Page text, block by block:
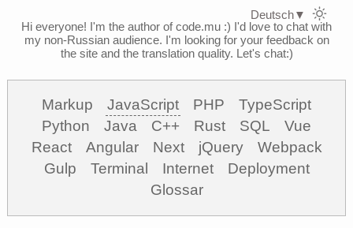
Hi everyone! I'm the author of code.mu :) I'd love to chat with
my non-Russian audience. I'm looking for your feedback on
the site and the translation quality. Let's chat:)
Markup JavaScript PHP
TypeScript
Python
Java C++ Rust SQL
Vue
React
Angular Next jQuery
Webpack
Gulp
Terminal Internet
Deployment
Glossar
Deutsch▼